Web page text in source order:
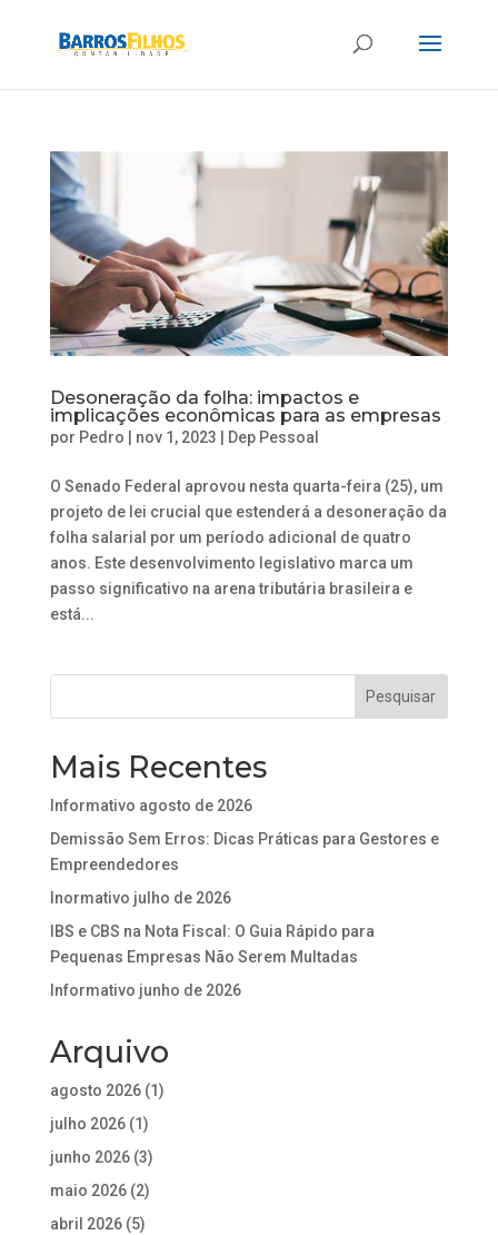
Desoneração da folha: impactos e
implicações econômicas para as empresas
por Pedro nov 1, 2023 Dep Pessoal
O Senado Federal aprovou nesta quarta-feira (25), um
projeto de lei crucial que estenderá a desoneração da
folha salarial por um período adicional de quatro
anos. Este desenvolvimento legislativo marca um
passo significativo na arena tributária brasileira e
está...
Mais Recentes
Informativo agosto de 2026
Demissão Sem Erros: Dicas Práticas para Gestores e
Empreendedores
Inormativo julho de 2026
IBS e CBS na Nota Fiscal: O Guia Rápido para
Pequenas Empresas Não Serem Multadas
Informativo junho de 2026
Arquivo
agosto 2026(1)
julho 2026(1)
junho 2026(3)
maio 2026(2)
abril 2026(5)